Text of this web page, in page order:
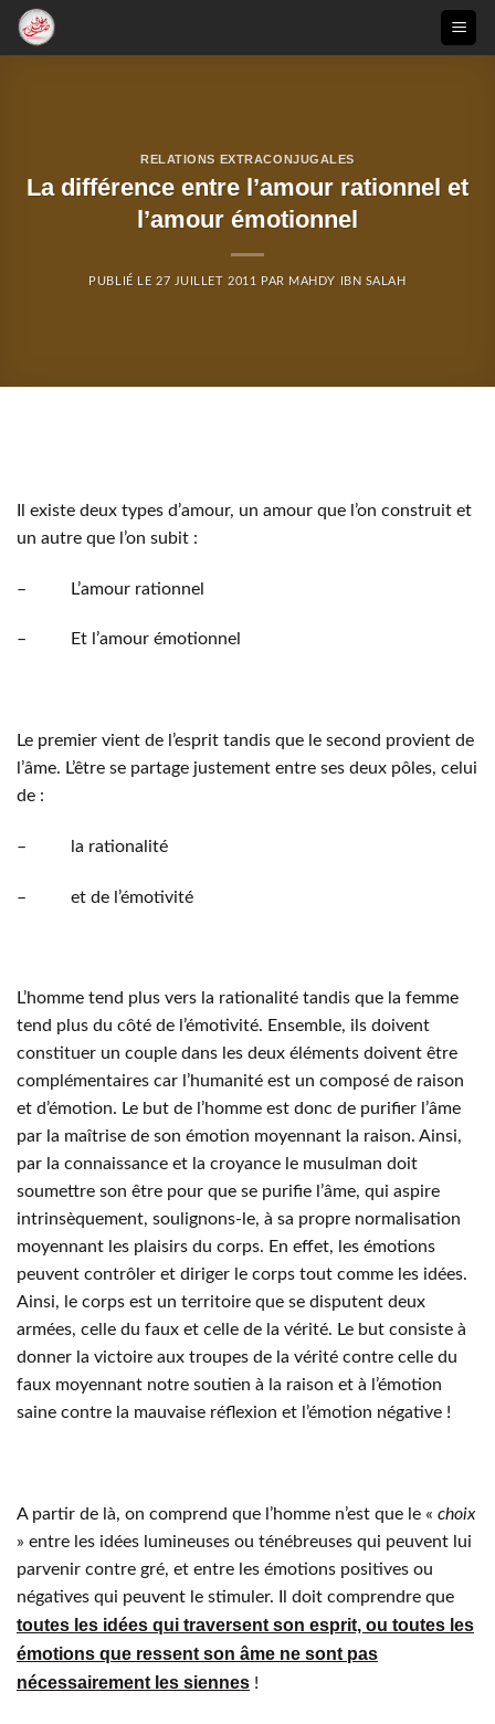
Passer
RELATIONS EXTRACONJUGALES
La différence entre l’amour rationnel et
l’amour émotionnel
PUBLIÉ LE 27 JUILLET 2011 PAR MAHDY IBN SALAH
Il existe deux types d’amour, un amour que l’on construit et
un autre que l’on subit :
– L’amour rationnel
– Et l’amour émotionnel
Le premier vient de l’esprit tandis que le second provient de
l’âme. L’être se partage justement entre ses deux pôles, celui
de :
– la rationalité
– et de l’émotivité
L’homme tend plus vers la rationalité tandis que la femme
tend plus du côté de l’émotivité. Ensemble, ils doivent
constituer un couple dans les deux éléments doivent être
complémentaires car l’humanité est un composé de raison
et d’émotion. Le but de l’homme est donc de purifier l’âme
par la maîtrise de son émotion moyennant la raison. Ainsi,
par la connaissance et la croyance le musulman doit
soumettre son être pour que se purifie l’âme, qui aspire
intrinsèquement, soulignons-le, à sa propre normalisation
moyennant les plaisirs du corps. En effet, les émotions
peuvent contrôler et diriger le corps tout comme les idées.
Ainsi, le corps est un territoire que se disputent deux
armées, celle du faux et celle de la vérité. Le but consiste à
donner la victoire aux troupes de la vérité contre celle du
faux moyennant notre soutien à la raison et à l’émotion
saine contre la mauvaise réflexion et l’émotion négative !
A partir de là, on comprend que l’homme n’est que le « choix
» entre les idées lumineuses ou ténébreuses qui peuvent lui
parvenir contre gré, et entre les émotions positives ou
négatives qui peuvent le stimuler. Il doit comprendre que
toutes les idées qui traversent son esprit, ou toutes les
émotions que ressent son âme ne sont pas
nécessairement les siennes !